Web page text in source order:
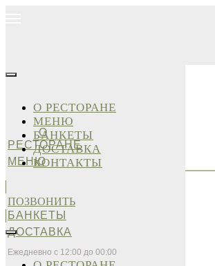
О
РЕСТОРАНЕ
МЕНЮ
БАНКЕТЫ
ДОСТАВКА
Ежедневно с 12:00 до 00:00
О РЕСТОРАНЕ
МЕНЮ
БАНКЕТЫ
ДОСТАВКА
КОНТАКТЫ
ПОЗВОНИТЬ